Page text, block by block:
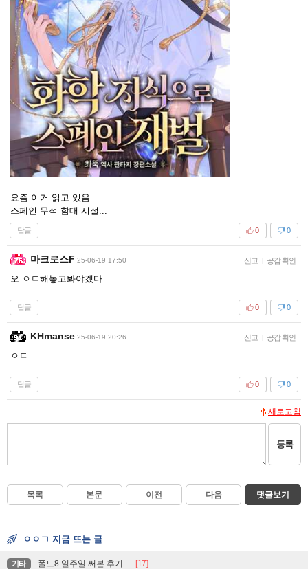
요즘 이거 읽고 있음
스페인 무적 함대 시절...
답글 0
0
마크로스F 25-06-19 17:50 신고 | 공감 확인
오 ㅇㄷ해놓고봐야겠다
답글 0
0
KHmanse 25-06-19 20:26 신고 | 공감 확인
ㅇㄷ
답글 0
0
새로고침
등록
목록 본문 이전 다음 댓글보기
ㅇㅇㄱ 지금 뜨는 글
기타 폴드8 일주일 써본 후기.... [17]